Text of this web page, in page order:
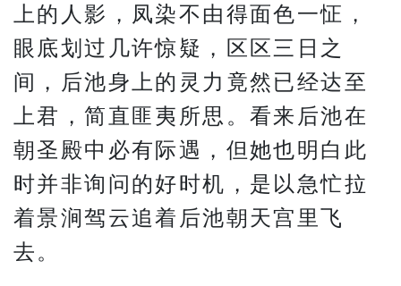
上的人影，凤染不由得面色一怔，
眼底划过几许惊疑，区区三日之
间，后池身上的灵力竟然已经达至
上君，简直匪夷所思。看来后池在
朝圣殿中必有际遇，但她也明白此
时并非询问的好时机，是以急忙拉
着景涧驾云追着后池朝天宫里飞
去。